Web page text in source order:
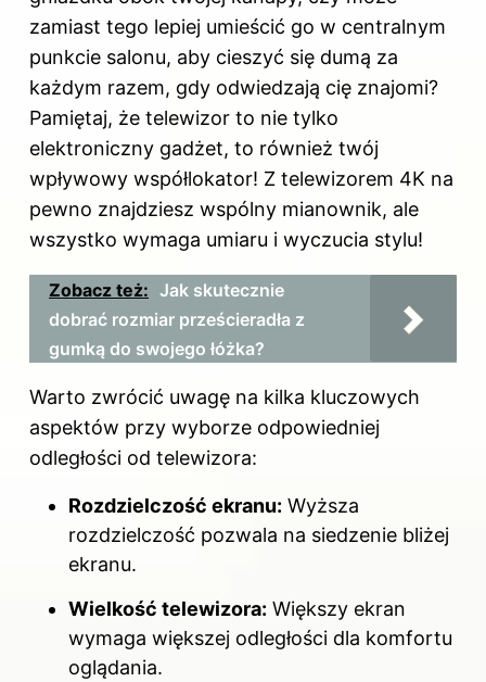
zamiast tego lepiej umieścić go w centralnym
punkcie salonu, aby cieszyć się dumą za
każdym razem, gdy odwiedzają cię znajomi?
Pamiętaj, że telewizor to nie tylko
elektroniczny gadżet, to również twój
wpływowy współlokator! Z telewizorem 4K na
pewno znajdziesz wspólny mianownik, ale
wszystko wymaga umiaru i wyczucia stylu!
Zobacz też: Jak skutecznie
dobrać rozmiar prześcieradła z
gumką do swojego łóżka?
Warto zwrócić uwagę na kilka kluczowych
aspektów przy wyborze odpowiedniej
odległości od telewizora:
Rozdzielczość ekranu: Wyższa
rozdzielczość pozwala na siedzenie bliżej
ekranu.
Wielkość telewizora: Większy ekran
wymaga większej odległości dla komfortu
oglądania.